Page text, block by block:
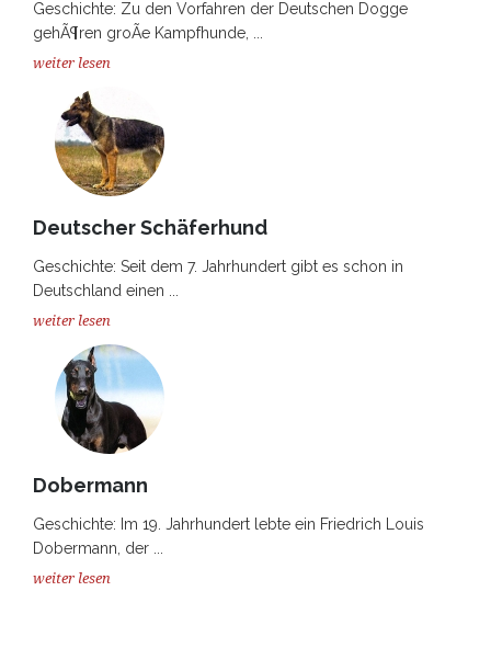
Geschichte: Zu den Vorfahren der Deutschen Dogge
gehÃ¶ren groÃe Kampfhunde, ...
weiter lesen
Deutscher Schäferhund
Geschichte: Seit dem 7. Jahrhundert gibt es schon in
Deutschland einen ...
weiter lesen
Dobermann
Geschichte: Im 19. Jahrhundert lebte ein Friedrich Louis
Dobermann, der ...
weiter lesen